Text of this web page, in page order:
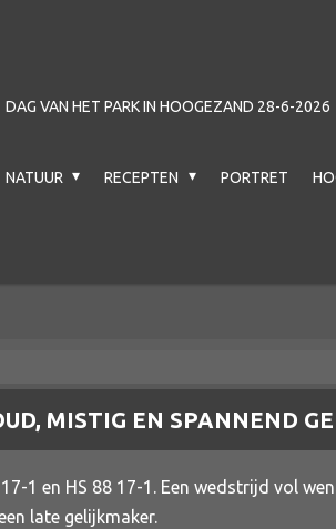
DAG VAN HET PARK IN HOOGEZAND 28-6-2026
NATUUR RECEPTEN PORTRET
MISTIG EN SPANNEND
1 en HS 88 17-1. Een wedstrijd vol
late gelijkmaker.